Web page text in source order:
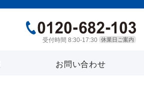
受付時間 8:30-17:30 休業日ご案内
お問い合わせ